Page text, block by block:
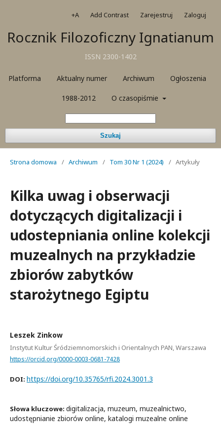
Rocznik Filozoficzny Ignatianum
ISSN 2300-1402
Platforma Aktualny numer Archiwum Ogłoszenia
1988-2012 O czasopiśmie
Szukaj
+A Add Contrast Zarejestruj Zaloguj
Strona domowa / Archiwum / Tom 30 Nr 1 (2024) / Artykuły
Kilka uwag i obserwacji
dotyczących digitalizacji i
udostepniania online kolekcji
muzealnych na przykładzie
zbiorów zabytków
starożytnego Egiptu
Leszek Zinkow
Instytut Kultur Śródziemnomorskich i Orientalnych PAN, Warszawa
https://orcid.org/0000-0003-0681-7428
DOI: https://doi.org/10.35765/rfi.2024.3001.3
Słowa kluczowe: digitalizacja, muzeum, muzealnictwo,
udostępnianie zbiorów online, katalogi muzealne online